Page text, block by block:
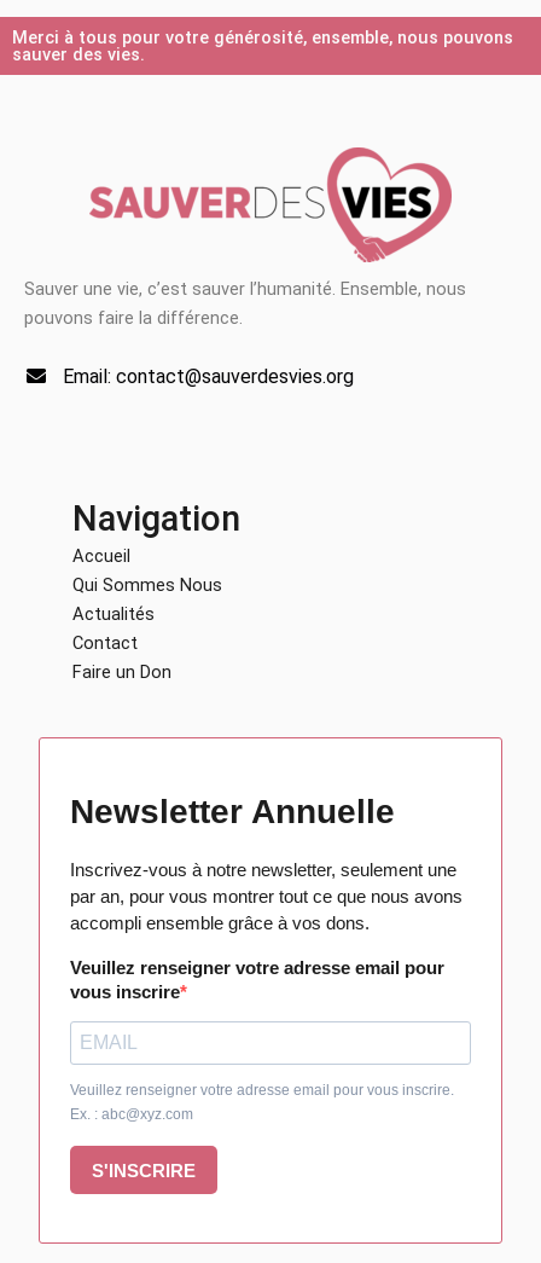
Merci à tous pour votre générosité, ensemble, nous pouvons
sauver des vies.
Sauver une vie, c’est sauver l’humanité. Ensemble, nous
pouvons faire la différence.
Email: contact@sauverdesvies.org
Navigation
Accueil
Qui Sommes Nous
Actualités
Contact
Faire un Don
Newsletter Annuelle
Inscrivez-vous à notre newsletter, seulement une
par an, pour vous montrer tout ce que nous avons
accompli ensemble grâce à vos dons.
Veuillez renseigner votre adresse email pour
vous inscrire
Veuillez renseigner votre adresse email pour vous inscrire.
Ex. : abc@xyz.com
S'INSCRIRE